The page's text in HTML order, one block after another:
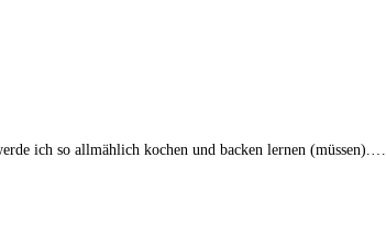
ich so allmählich kochen und backen lernen (müssen).…